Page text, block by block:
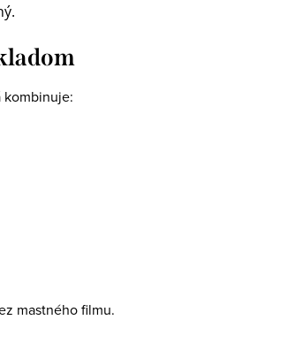
kombinuje:
mastného filmu.